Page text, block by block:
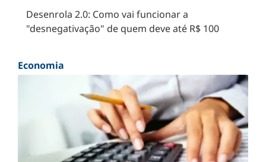
Desenrola 2.0: Como vai funcionar a
"desnegativação" de quem deve até R$ 100
Economia